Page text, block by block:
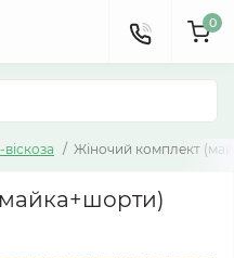
0
Жіночий комплект